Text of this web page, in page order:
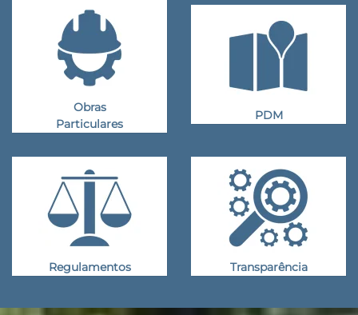
Obras
Particulares
PDM
Regulamentos Transparência